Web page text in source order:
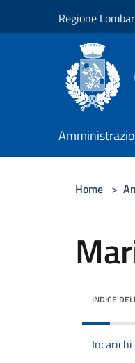
Regione
Home >
INDICE
Incarichi